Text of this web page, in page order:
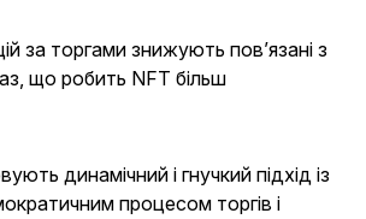
за торгами знижують пов’язані з
що робить NFT більш
динамічний і гнучкий підхід із
процесом торгів і